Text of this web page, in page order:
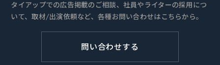
タイアップでの広告掲載のご相談、社員やライターの採用につ
いて、取材/出演依頼など、各種お問い合わせはこちらから。
問い合わせする